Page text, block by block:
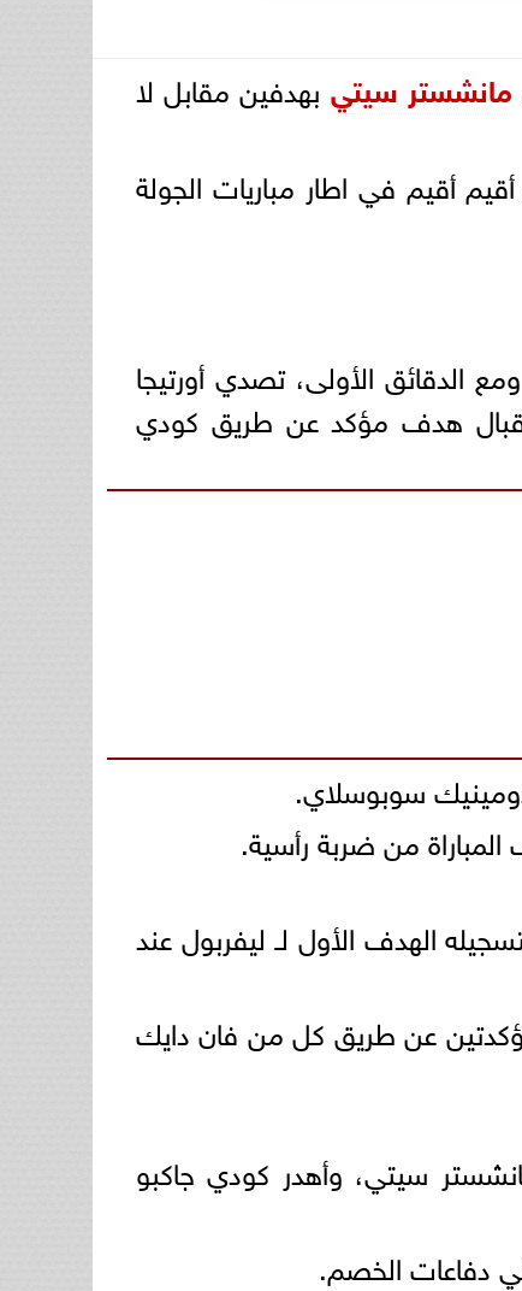
مانشستر سيتي بهدفين مقابل لا
أقيم في اطار مباريات الجولة
الأولى، تصدي أورتيجا
هدف مؤكد عن طريق كودي
سوبوسلاي.
من ضربة رأسية.
بتسجيله الهدف الأول لـ ليفربول عند
عن طريق كل من فان دايك
سيتي، وأهدر كودي جاكبو
دفاعات الخصم.